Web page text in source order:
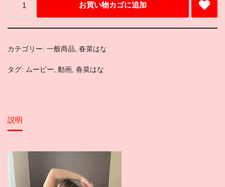
お買い物カゴに追加
カテゴリー: 一般商品, 春菜はな
タグ: ムービー, 動画, 春菜はな
説明